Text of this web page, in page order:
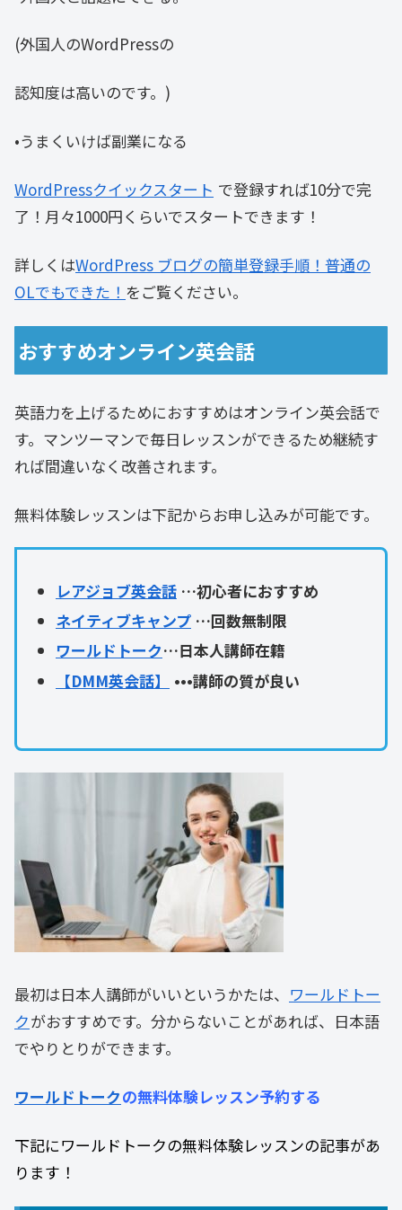
(外国人のWordPressの
認知度は高いのです。)
•うまくいけば副業になる
WordPressクイックスタート で登録すれば10分で完
了！月々1000円くらいでスタートできます！
詳しくはWordPress ブログの簡単登録手順！普通の
OLでもできた！ をご覧ください。
おすすめオンライン英会話
英語力を上げるためにおすすめはオンライン英会話で
す。マンツーマンで毎日レッスンができるため継続す
れば間違いなく改善されます。
無料体験レッスンは下記からお申し込みが可能です。
レアジョブ英会話 …初心者におすすめ
ネイティブキャンプ …回数無制限
ワールドトーク…日本人講師在籍
【DMM英会話】
•••講師の質が良い
最初は日本人講師がいいというかたは、 ワールドトー
クがおすすめです。分からないことがあれば、日本語
でやりとりができます。
ワールドトークの無料体験レッスン予約する
下記にワールドトークの無料体験レッスンの記事があ
ります！